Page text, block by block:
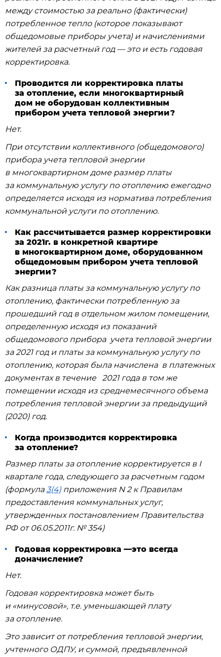
между стоимостью за реально (фактически)
потребленное тепло (которое показывают
общедомовые приборы учета) и начислениями
жителей за расчетный год — это и есть годовая
корректировка.
Проводится ли корректировка платы
за отопление, если многоквартирный
дом не оборудован коллективным
прибором учета тепловой энергии?
Нет.
При отсутствии коллективного (общедомового)
прибора учета тепловой энергии
в многоквартирном доме размер платы
за коммунальную услугу по отоплению ежегодно
определяется исходя из норматива потребления
коммунальной услуги по отоплению.
Как рассчитывается размер корректировки
за 2021г. в конкретной квартире
в многоквартирном доме, оборудованном
общедомовым прибором учета тепловой
энергии?
Как разница платы за коммунальную услугу по
отоплению, фактически потребленную за
прошедший год в отдельном жилом помещении,
определенную исходя из показаний
общедомового прибора учета тепловой энергии
за 2021 год и платы за коммунальную услугу по
отоплению, которая была начислена в платежных
документах в течение 2021 года в том же
помещении исходя из среднемесячного объема
потребления тепловой энергии за предыдущий
(2020) год.
Когда производится корректировка
за отопление?
Размер платы за отопление корректируется в I
квартале года, следующего за расчетным годом
(формула3(4)приложения N 2 к Правилам
предоставления коммунальных услуг,
утвержденных постановлением Правительства
РФ от 06.05.2011г. № 354)
Годовая корректировка —это всегда
доначисление?
Нет.
Годовая корректировка может быть
и «минусовой», т.е. уменьшающей плату
за отопление.
Это зависит от потребления тепловой энергии,
учтенного ОДПУ, и суммой, предъявленной